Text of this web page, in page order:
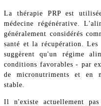
La thérapie PRP est
médecine régénérative.
généralement considérés
santé et la récupération.
suggèrent qu'un régime
conditions favorables - par
de micronutriments et en
stable.
Il n'existe actuellement